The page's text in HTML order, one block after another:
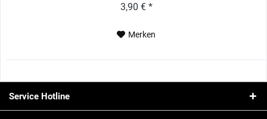
3,90 € *
Merken
Service Hotline